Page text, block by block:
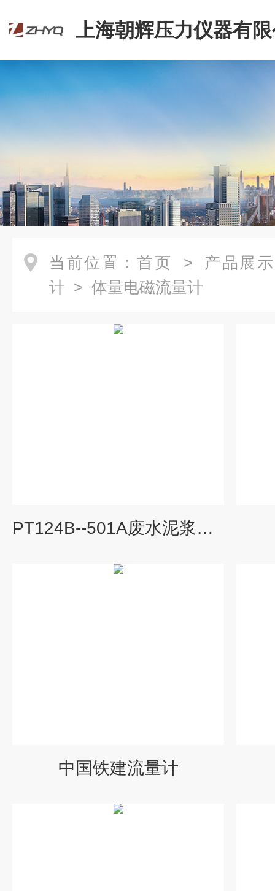
上海朝辉压力仪器有
当前位置： 首页 > 产品展示
计 > 体量电磁流量计
PT124B--501A废水泥浆液体污水流量计防腐dn50/100
中国铁建流量计